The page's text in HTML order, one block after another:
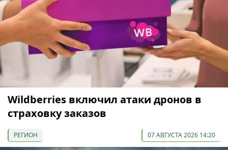
Wildberries включил атаки дронов в
страховку заказов
РЕГИОН 07 АВГУСТА 2026 14:20